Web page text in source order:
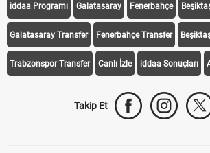
iddaa Programı Galatasaray Fenerbahçe
Galatasaray Transfer Fenerbahçe Transfer
Trabzonspor Transfer Canlı İzle iddaa Sonuçları
Takip Et